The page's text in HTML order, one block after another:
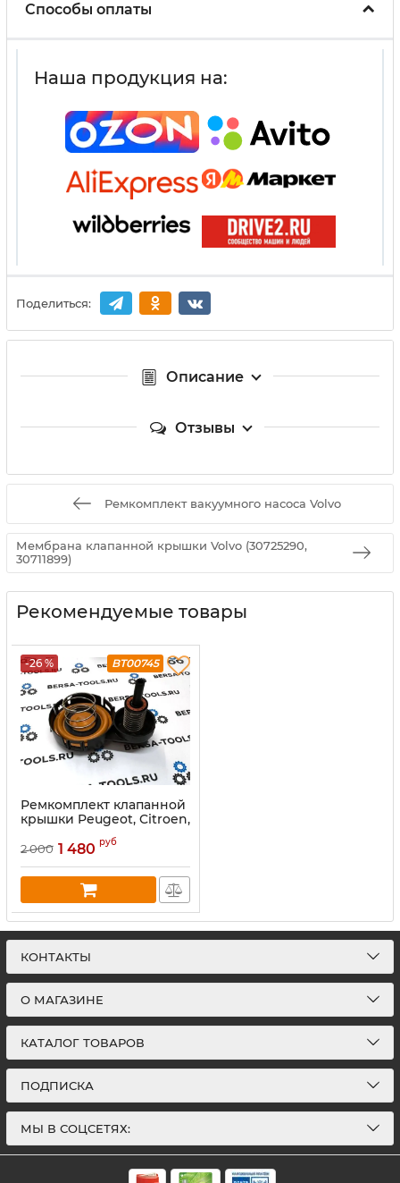
Способы оплаты
Наша продукция на:
Поделиться:
Описание
Отзывы
Ремкомплект вакуумного насоса Volvo
Мембрана клапанной крышки Volvo (30725290,
30711899)
Рекомендуемые товары
-26 % BT00745
Ремкомплект клапанной
крышки Peugeot, Citroen,
Volvo, Ford, Fiat 1.6HDi 8V
2 000 1 480 руб
КОНТАКТЫ
О МАГАЗИНЕ
КАТАЛОГ ТОВАРОВ
ПОДПИСКА
МЫ В СОЦСЕТЯХ: